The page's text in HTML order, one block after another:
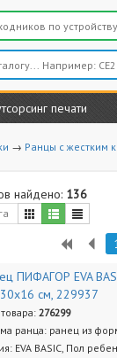
печати
→ Ранцы с жестким
найдено: 136
ПИФАГОР EVA
см, 229937
276299
ранца: ранец из
EVA BASIC, Пол